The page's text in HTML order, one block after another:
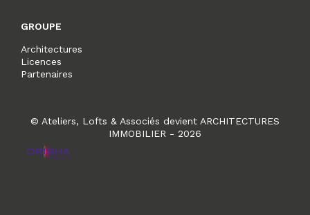
GROUPE
Architectures
Licences
Partenaires
© Ateliers, Lofts & Associés devient ARCHITECTURES
IMMOBILIER - 2026